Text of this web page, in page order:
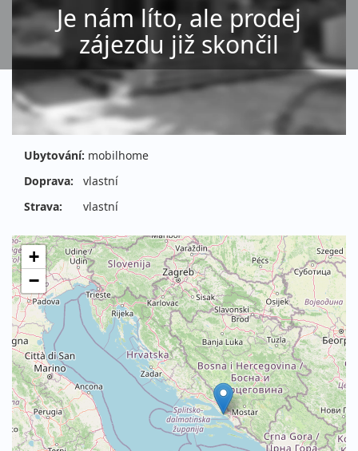
Je nám líto, ale prodej
zájezdu již skončil
Ubytování: mobilhome
Doprava:
vlastní
Strava:
vlastní
+
−